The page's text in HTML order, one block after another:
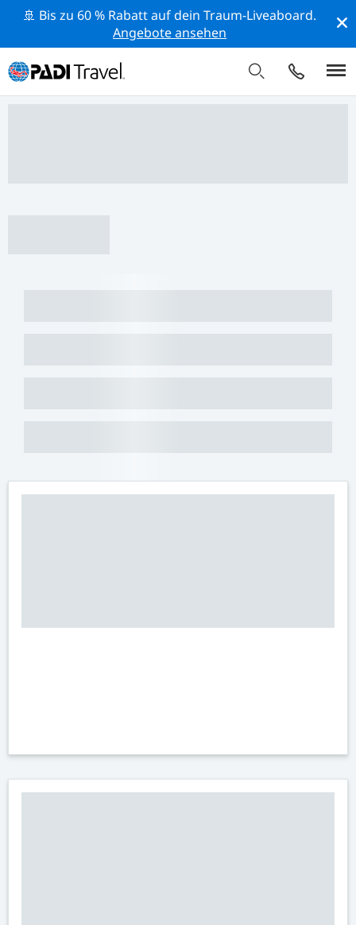
🚢 Bis zu 60 % Rabatt auf dein Traum-Liveaboard.
Angebote ansehen